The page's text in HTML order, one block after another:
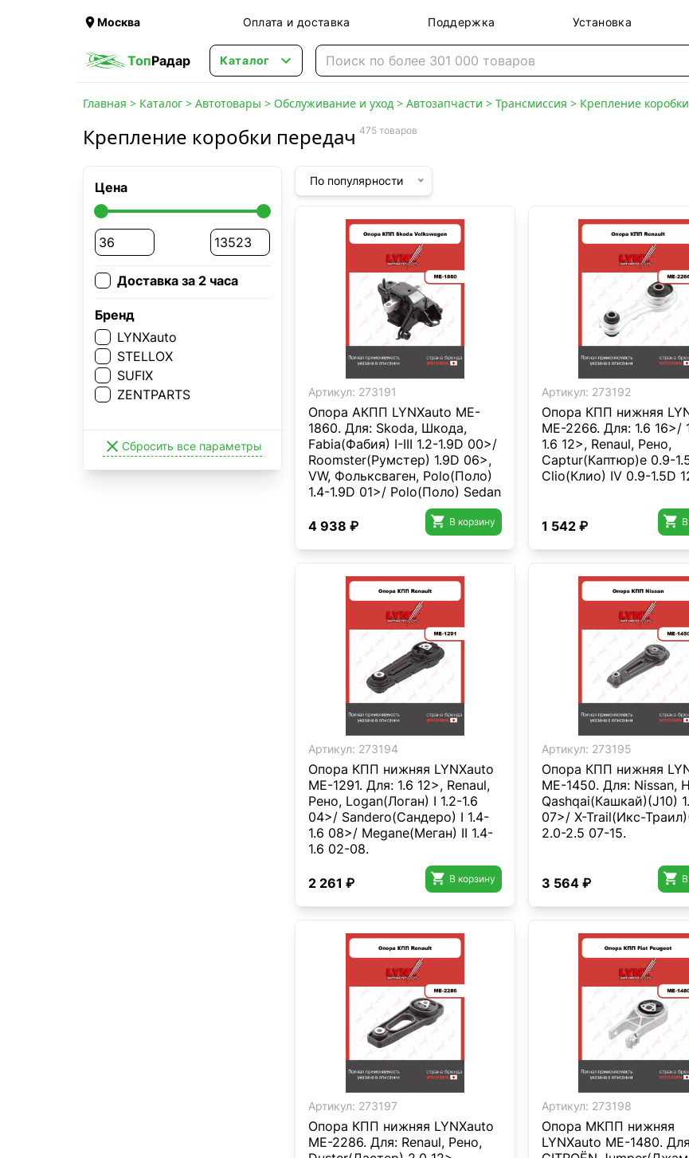
Москва Оплата и доставка Поддержка Установка
ТопРадар Каталог 
Главная > Каталог > Автотовары > Обслуживание и уход > Автозапчасти > Трансмиссия > Крепление
Крепление коробки передач 475 товаров
Цена
Доставка за 2 часа
Бренд
LYNXauto
STELLOX
SUFIX
ZENTPARTS
 Сбросить все параметры
По популярности
Артикул: 273191
Опора AКПП LYNXauto ME-
1860. Для: Skoda, Шкода,
Fabia(Фабия) I-III 1.2-1.9D 00>/
Roomster(Румстер) 1.9D 06>,
VW, Фольксваген, Polo(Поло)
1.4-1.9D 01>/ Polo(Поло) Sedan
1.6 10>. Резьба 1- 2-MM8x1,25.
4 938 ₽
 В корзину
Артикул: 273192
Опора КПП нижняя
ME-2266. Для: 1.6 16>/
1.6 12>, Renaul, Рено,
Captur(Каптюр)e 0.9-
Clio(Клио) IV 0.9-1.5D
1 542 ₽ 
Артикул: 273194
Опора КПП нижняя LYNXauto
ME-1291. Для: 1.6 12>, Renaul,
Рено, Logan(Логан) I 1.2-1.6
04>/ Sandero(Сандеро) I 1.4-
1.6 08>/ Megane(Меган) II 1.4-
1.6 02-08.
2 261 ₽  В корзину
Артикул: 273195
Опора КПП нижняя
ME-1450. Для: Nissan,
Qashqai(Кашкай)(J10)
07>/ X-Trail(Икс-
2.0-2.5 07-15.
3 564 ₽ 
Артикул: 273197
Опора КПП нижняя LYNXauto
ME-2286. Для: Renaul, Рено,
Артикул: 273198
Опора МКПП нижняя
LYNXauto ME-1480.